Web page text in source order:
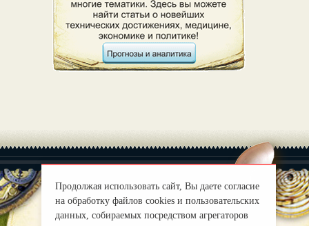
О нас | Правила
Продолжая использовать сайт, Вы даете согласие
на обработку файлов cookies и пользовательских
данных, собираемых посредством агрегаторов